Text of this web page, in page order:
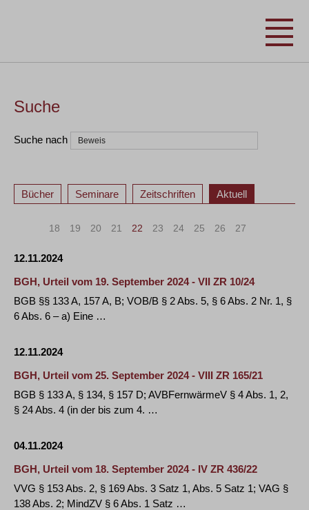
Suche
Suche nach
Bücher Seminare Zeitschriften Aktuell
18 19 20 21 22 23 24 25 26 27
12.11.2024
BGH, Urteil vom 19. September 2024 - VII ZR 10/24
BGB §§ 133 A, 157 A, B; VOB/B § 2 Abs. 5, § 6 Abs. 2 Nr. 1, §
6 Abs. 6 – a) Eine …
12.11.2024
BGH, Urteil vom 25. September 2024 - VIII ZR 165/21
BGB § 133 A, § 134, § 157 D; AVBFernwärmeV § 4 Abs. 1, 2,
§ 24 Abs. 4 (in der bis zum 4. …
04.11.2024
BGH, Urteil vom 18. September 2024 - IV ZR 436/22
VVG § 153 Abs. 2, § 169 Abs. 3 Satz 1, Abs. 5 Satz 1; VAG §
138 Abs. 2; MindZV § 6 Abs. 1 Satz …